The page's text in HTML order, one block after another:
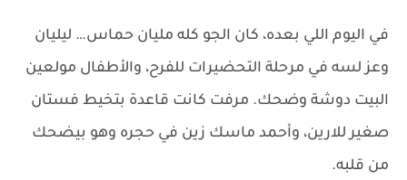
في اليوم اللي بعده، كان الجو كله مليان حماس… ليليان
وعز لسه في مرحلة التحضيرات للفرح، والأطفال مولعين
البيت دوشة وضحك. مرفت كانت قاعدة بتخيط فستان
صغير للارين، وأحمد ماسك زين في حجره وهو بيضحك
من قلبه.